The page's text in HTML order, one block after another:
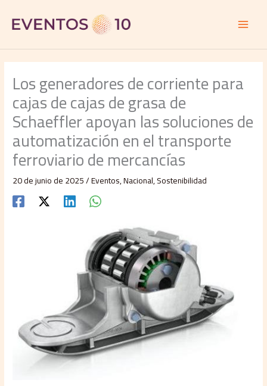
contenido
Los generadores de corriente para
cajas de cajas de grasa de
Schaeffler apoyan las soluciones de
automatización en el transporte
ferroviario de mercancías
20 de junio de 2025/Eventos,Nacional,Sostenibilidad